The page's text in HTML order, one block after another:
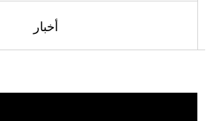
أخبار